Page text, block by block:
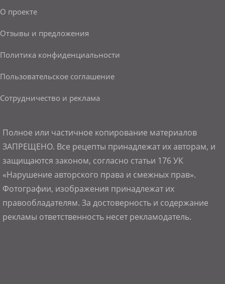
О проекте
Отзывы и предложения
Политика конфиденциальности
Пользовательское соглашение
Сотрудничество и реклама
Полное или частичное копирование материалов
ЗАПРЕЩЕНО. Все рецепты принадлежат их авторам, и
защищаются законом, согласно статьи 176 УК
«Нарушение авторского права и смежных прав».
Фотографии, изображения принадлежат их
правообладателям. За достоверность и содержание
рекламы ответственность несет рекламодатель.